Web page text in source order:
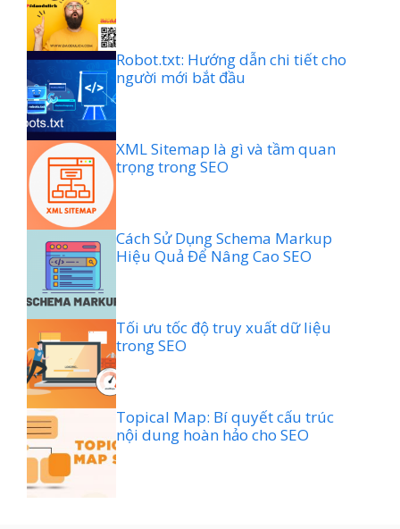
Robot.txt: Hướng dẫn chi tiết cho
người mới bắt đầu
XML Sitemap là gì và tầm quan
trọng trong SEO
Cách Sử Dụng Schema Markup
Hiệu Quả Để Nâng Cao SEO
Tối ưu tốc độ truy xuất dữ liệu
trong SEO
Topical Map: Bí quyết cấu trúc
nội dung hoàn hảo cho SEO